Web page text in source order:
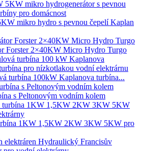
mikro hydro s pevnou čepelí Kaplan
Forster 2×40KW Micro Hydro Turgo
turbína 100kW Kaplanova turbína...
s Peltonovým vodním kolem
1KW 1,5KW 2KW 3KW 5KW pro